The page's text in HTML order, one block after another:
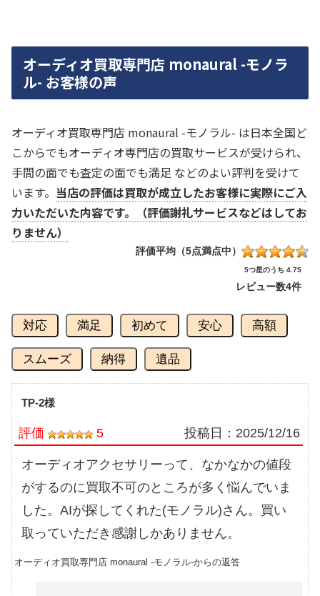
オーディオ買取専門店 monaural -モノラ
ル- お客様の声
オーディオ買取専門店 monaural -モノラル- は日本全国ど
こからでもオーディオ専門店の買取サービスが受けられ、
手間の面でも査定の面でも満足 などのよい評判を受けて
います。 当店の評価は買取が成立したお客様に実際にご入
力いただいた内容です。（評価謝礼サービスなどはしてお
りません）
評価平均（5点満点中）
5つ星のうち 4.75
レビュー数4件
対応 満足 初めて 安心 高額
スムーズ 納得 遺品
TP-2様
評価 5 投稿日： 2025/12/16
オーディオアクセサリーって、なかなかの値段
がするのに買取不可のところが多く悩んでいま
した。AIが探してくれた(モノラル)さん。買い
取っていただき感謝しかありません。
オーディオ買取専門店 monaural -モノラル-からの返答